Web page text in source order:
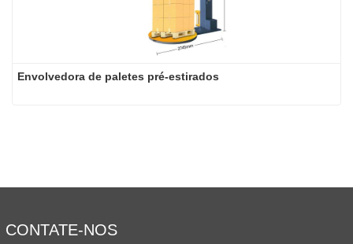
Envolvedora de paletes pré-estirados
CONTATE-NOS